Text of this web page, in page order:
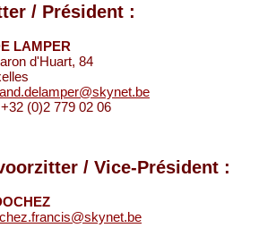
/ Président :
LAMPER
d'Huart, 84
(0)2 779 02 06
/ Vice-Président :